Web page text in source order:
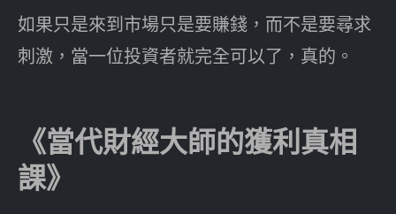
如果只是來到市場只是要賺錢，而不是要尋求
刺激，當一位投資者就完全可以了，真的。
《當代財經大師的獲利真相
課》